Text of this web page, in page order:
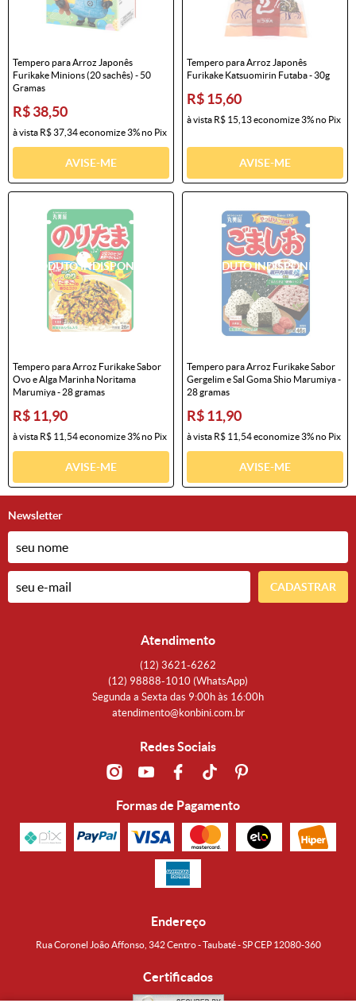
Tempero para Arroz Japonês
Furikake Minions (20 sachês) - 50
Gramas
R$ 38,50
à vista R$ 37,34economize3%no Pix
AVISE-ME
Tempero para Arroz Japonês
Furikake Katsuomirin Futaba - 30g
R$ 15,60
à vista R$ 15,13economize3%no Pix
AVISE-ME
Tempero para Arroz Furikake Sabor
Ovo e Alga Marinha Noritama
Marumiya - 28 gramas
R$ 11,90
à vista R$ 11,54economize3%no Pix
AVISE-ME
Tempero para Arroz Furikake Sabor
Gergelim e Sal Goma Shio Marumiya -
28 gramas
R$ 11,90
à vista R$ 11,54economize3%no Pix
AVISE-ME
Newsletter
CADASTRAR
Atendimento
(12) 3621-6262
(12) 98888-1010 (WhatsApp)
Segunda a Sexta das 9:00h às 16:00h
atendimento@konbini.com.br
Redes Sociais
Formas de Pagamento
Endereço
Rua Coronel João Affonso, 342 Centro - Taubaté - SP CEP 12080-360
Certificados